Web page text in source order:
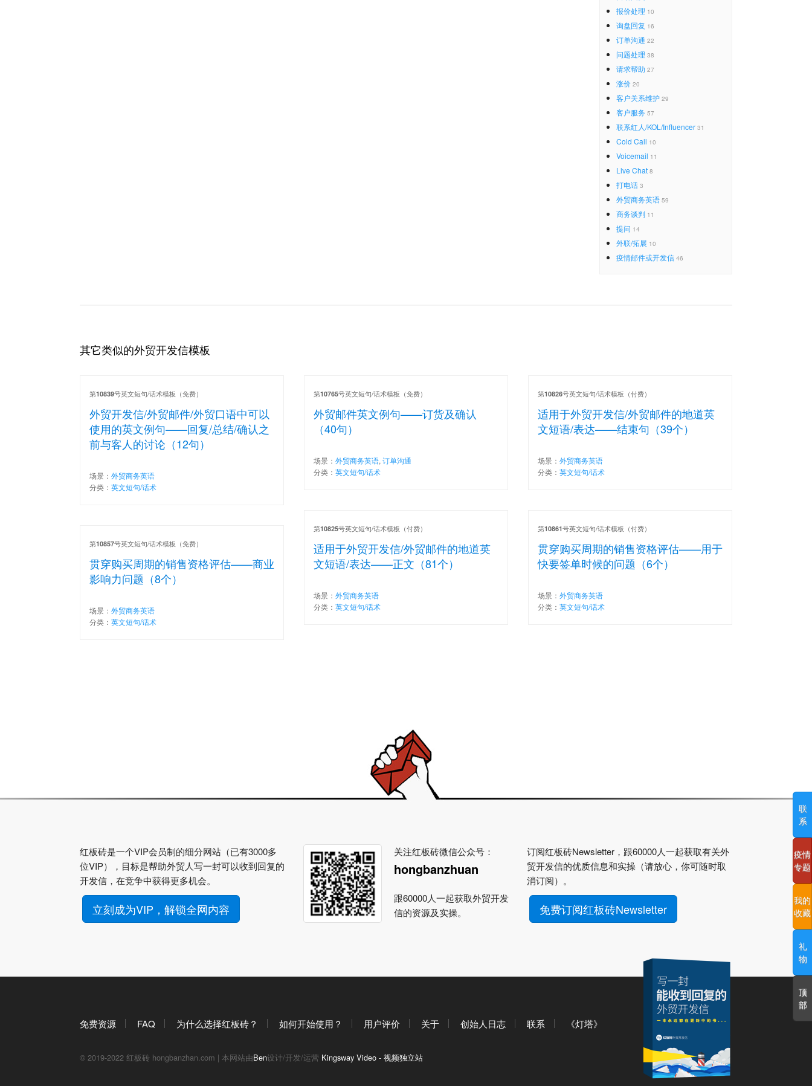
报价处理 10
询盘回复 16
订单沟通 22
问题处理 38
请求帮助 27
涨价 20
客户关系维护 29
客户服务 57
联系红人/KOL/Influencer 31
Cold Call 10
Voicemail 11
Live Chat 8
打电话 3
外贸商务英语 59
商务谈判 11
提问 14
外联/拓展 10
疫情邮件或开发信 46
其它类似的外贸开发信模板
外贸开发信/外贸邮件/外贸口语中可以
使用的英文例句——回复/总结/确认之
前与客人的讨论（12句）
第10839号英文短句/话术模板（免费）
场景： 外贸商务英语
分类： 英文短句/话术
外贸邮件英文例句——订货及确认
（40句）
第10765号英文短句/话术模板（免费）
场景： 外贸商务英语, 订单沟通
分类： 英文短句/话术
适用于外贸开发信/外贸邮件的地道英
文短语/表达——结束句（39个）
第10826号英文短句/话术模板（付费）
场景： 外贸商务英语
分类： 英文短句/话术
贯穿购买周期的销售资格评估——商业
影响力问题（8个）
第10857号英文短句/话术模板（免费）
场景： 外贸商务英语
分类： 英文短句/话术
适用于外贸开发信/外贸邮件的地道英
文短语/表达——正文（81个）
第10825号英文短句/话术模板（付费）
场景： 外贸商务英语
分类： 英文短句/话术
贯穿购买周期的销售资格评估——用于
快要签单时候的问题（6个）
第10861号英文短句/话术模板（付费）
场景： 外贸商务英语
分类： 英文短句/话术
红板砖是一个VIP会员制的细分网站（已有3000多
位VIP），目标是帮助外贸人写一封可以收到回复的
开发信，在竞争中获得更多机会。
立刻成为VIP，解锁全网内容
关注红板砖微信公众号：
hongbanzhuan
跟60000人一起获取外贸开发
信的资源及实操。
订阅红板砖Newsletter，跟60000人一起获取有关外
贸开发信的优质信息和实操（请放心，你可随时取
消订阅）。
免费订阅红板砖Newsletter
免费资源 FAQ 为什么选择红板砖？ 如何开始使用？ 用户评价 关于 创始人日志 联系 《灯塔》
© 2019-2022 红板砖 hongbanzhan.com | 本网站由Ben设计/开发/运营 Kingsway Video - 视频独立站
联
系
疫情
专题
我的
收藏
礼
物
顶
部